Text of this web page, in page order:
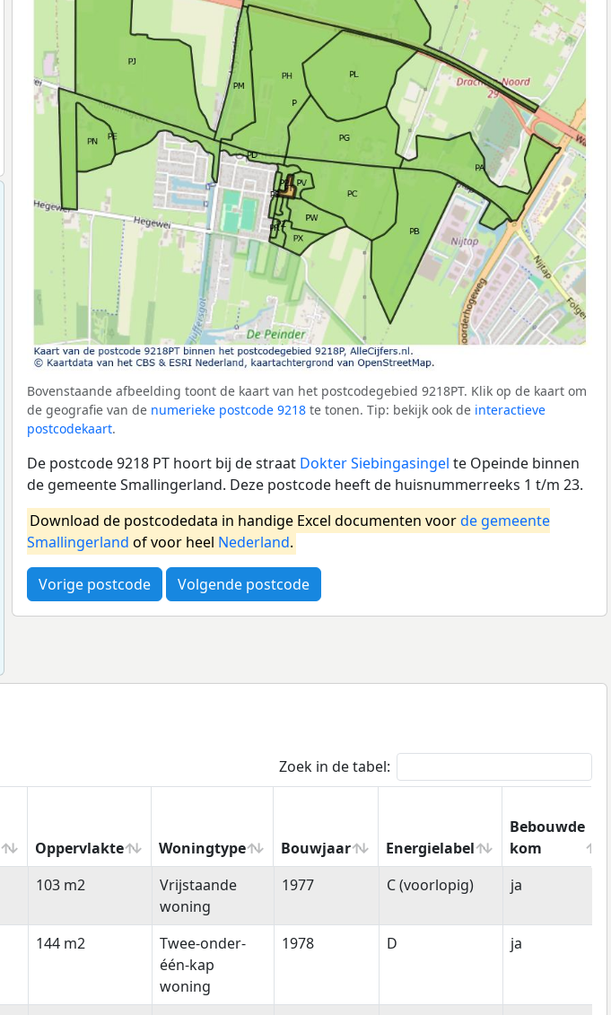
Bovenstaande afbeelding toont de kaart van het postcodegebied 9218PT. Klik op de kaart om
de geografie van de numerieke postcode 9218 te tonen. Tip: bekijk ook de interactieve
postcodekaart.
De postcode 9218 PT hoort bij de straat Dokter Siebingasingel te Opeinde binnen
de gemeente Smallingerland. Deze postcode heeft de huisnummerreeks 1 t/m 23.
Download de postcodedata in handige Excel documenten voorde gemeente
Smallingerland of voor heel Nederland.
Vorige postcode Volgende postcode
Zoek in de tabel:
Oppervlakte Woningtype Bouwjaar Energielabel
Bebouwde
kom
Oppervlakte Woningtype Bouwjaar Energielabel
Bebouwde
kom
103 m2
Vrijstaande
woning
1977 C (voorlopig) ja
144 m2
Twee-onder-
één-kap
woning
1978 D ja